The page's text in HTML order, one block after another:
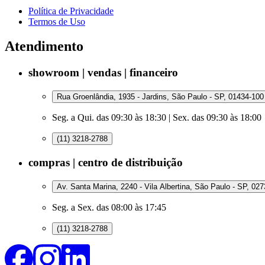
Política de Privacidade
Termos de Uso
Atendimento
showroom | vendas | financeiro
Rua Groenlândia, 1935 - Jardins, São Paulo - SP, 01434-100
Seg. a Qui. das 09:30 às 18:30 | Sex. das 09:30 às 18:00
(11) 3218-2788
compras | centro de distribuição
Av. Santa Marina, 2240 - Vila Albertina, São Paulo - SP,
Seg. a Sex. das 08:00 às 17:45
(11) 3218-2788